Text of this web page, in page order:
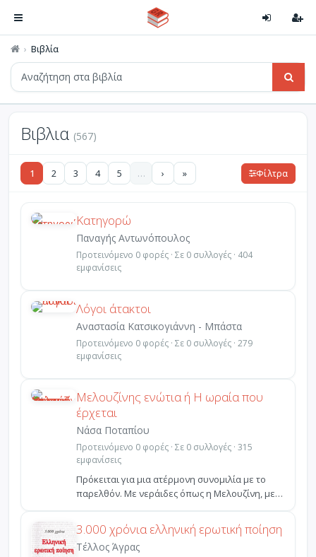
Βιβλία
Βιβλια (567)
1 2 3 4 5 … › » Φίλτρα
Κατηγορώ
Παναγής Αντωνόπουλος
Προτεινόμενο 0 φορές · Σε 0 συλλογές · 404
εμφανίσεις
Λόγοι άτακτοι
Αναστασία Κατσικογιάννη - Μπάστα
Προτεινόμενο 0 φορές · Σε 0 συλλογές · 279
εμφανίσεις
Μελουζίνης ενώτια ή Η ωραία που
έρχεται
Νάσα Ποταπίου
Προτεινόμενο 0 φορές · Σε 0 συλλογές · 315
εμφανίσεις
Πρόκειται για μια ατέρμονη συνομιλία με το
παρελθόν. Με νεράιδες όπως η Μελουζίνη, με
θρυλικές βασίλ...
3.000 χρόνια ελληνική ερωτική ποίηση
Τέλλος Άγρας